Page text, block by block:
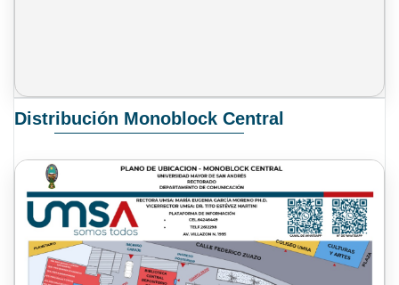
Distribución Monoblock Central